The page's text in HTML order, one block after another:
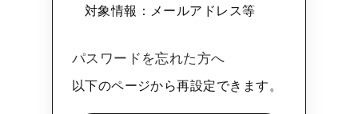
対象情報：メールアドレス等
パスワードを忘れた方へ
以下のページから再設定できます。